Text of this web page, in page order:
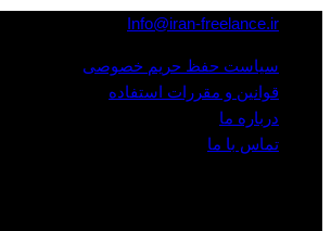
Info@iran-freelance.ir
سیاست حفظ حریم خصوصی
قوانین و مقررات استفاده
درباره ما
تماس با ما